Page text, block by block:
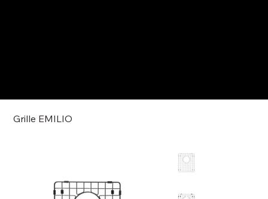
Grille EMILIO